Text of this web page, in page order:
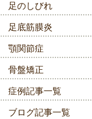
足のしびれ
足底筋膜炎
顎関節症
骨盤矯正
症例記事一覧
ブログ記事一覧